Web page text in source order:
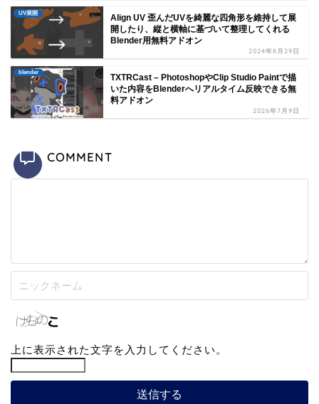
UV展開
Align UV 歪んだUVを綺麗な四角形を維持して展
開したり、縦と横軸に基づいて整理してくれる
Blender用無料アドオン
2024年8月29日
blender
TXTRCast – PhotoshopやClip Studio Paintで描
いた内容をBlenderへリアルタイム反映できる無
料アドオン
2026年7月9日
COMMENT
上に表示された文字を入力してください。